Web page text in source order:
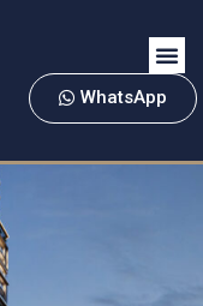
WhatsApp